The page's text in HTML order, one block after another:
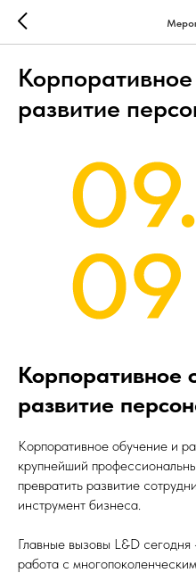
развитие
Корпоративное
развитие
Корпоративное обучение и
крупнейший
превратить развитие
инструмент бизнеса.
Главные вызовы L&D
работа с